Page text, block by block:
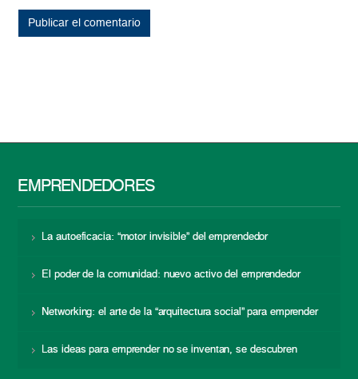
EMPRENDEDORES
La autoeficacia: “motor invisible” del emprendedor
El poder de la comunidad: nuevo activo del emprendedor
Networking: el arte de la “arquitectura social” para emprender
Las ideas para emprender no se inventan, se descubren